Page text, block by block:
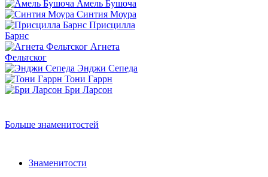
Амель Бушоча
Синтия Моура
Присцилла
Барнс
Агнета
Фельтског
Энджи Сепеда
Тони Гаррн
Бри Ларсон
Больше знаменитостей
Знаменитости